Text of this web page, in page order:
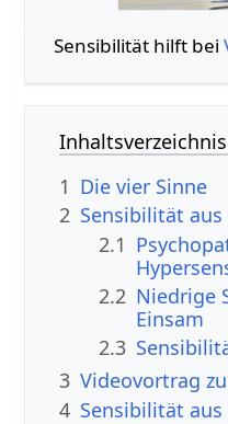
Sensibilität hilft bei
Inhaltsverzeichnis
1 Die vier Sinne
2 Sensibilität
2.1
2.2 Niedrige
Einsam
2.3
3 Videovortrag
4 Sensibilität